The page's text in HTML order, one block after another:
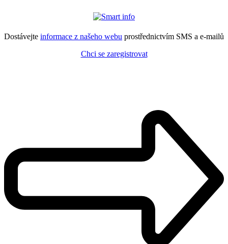
Dostávejte informace z našeho webu prostřednictvím SMS a e-mailů
Chci se zaregistrovat